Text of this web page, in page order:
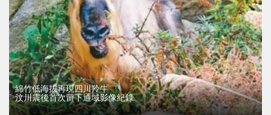
綿竹低海拔再現四川羚牛
汶川震後首次留下通域影像紀錄